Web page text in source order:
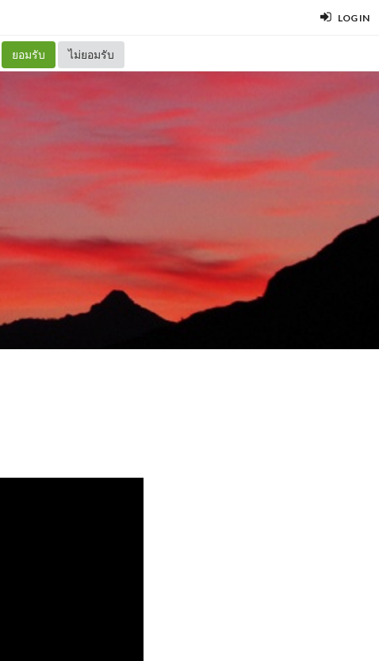
LOG IN
ยอมรับ ไม่ยอมรับ